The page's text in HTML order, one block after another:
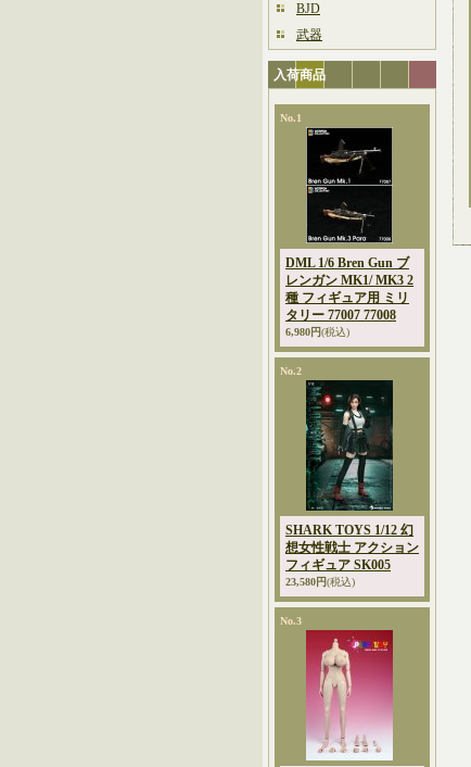
BJD
武器
入荷商品
No.1
DML 1/6 Bren Gun ブ
レンガン MK1/ MK3 2
種 フィギュア用 ミリ
タリー 77007 77008
6,980円(税込)
No.2
SHARK TOYS 1/12 幻
想女性戦士 アクション
フィギュア SK005
23,580円(税込)
No.3